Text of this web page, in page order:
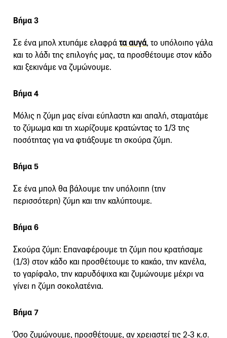
Βήμα 3
Σε ένα μπολ χτυπάμε ελαφράτα αυγά, το υπόλοιπο γάλα
και το λάδι της επιλογής μας, τα προσθέτουμε στον κάδο
και ξεκινάμε να ζυμώνουμε.
Βήμα 4
Μόλις η ζύμη μας είναι εύπλαστη και απαλή, σταματάμε
το ζύμωμα και τη χωρίζουμε κρατώντας το 1/3 της
ποσότητας για να φτιάξουμε τη σκούρα ζύμη.
Βήμα 5
Σε ένα μπολ θα βάλουμε την υπόλοιπη (την
περισσότερη) ζύμη και την καλύπτουμε.
Βήμα 6
Σκούρα ζύμη: Επαναφέρουμε τη ζύμη που κρατήσαμε
(1/3) στον κάδο και προσθέτουμε το κακάο, την κανέλα,
το γαρίφαλο, την καρυδόψιχα και ζυμώνουμε μέχρι να
γίνει η ζύμη σοκολατένια.
Βήμα 7
Όσο ζυμώνουμε, προσθέτουμε, αν χρειαστεί τις 2-3 κ.σ.